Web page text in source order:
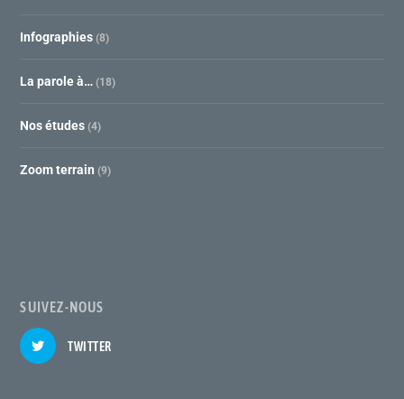
Infographies (8)
La parole à… (18)
Nos études (4)
Zoom terrain (9)
SUIVEZ-NOUS
TWITTER